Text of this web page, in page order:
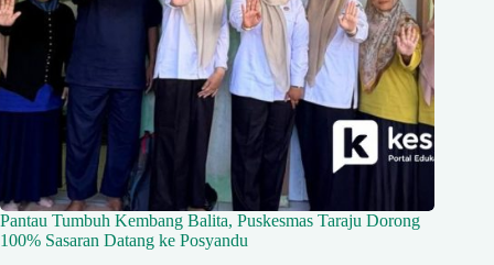
Pantau Tumbuh Kembang Balita, Puskesmas Taraju Dorong
100% Sasaran Datang ke Posyandu